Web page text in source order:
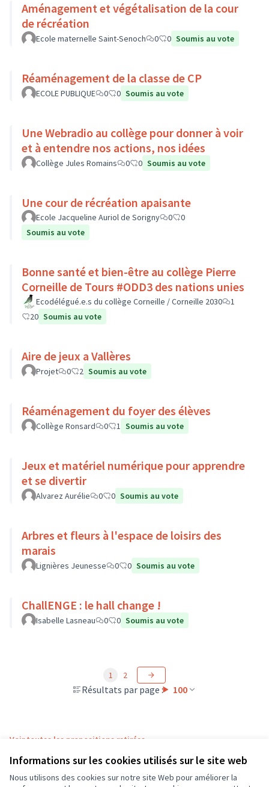
Informations sur les cookies utilisés sur le site web
Nous utilisons des cookies sur notre site Web pour améliorer la
Aménagement et végétalisation de la cour
de récréation
Ecole maternelle Saint-Senoch 0 0 Soumis au vote
Réaménagement de la classe de CP
ECOLE PUBLIQUE 0 0 Soumis au vote
Une Webradio au collège pour donner à voir
et à entendre nos actions, nos idées
Collège Jules Romains 0 0 Soumis au vote
Une cour de récréation apaisante
Ecole Jacqueline Auriol de Sorigny 0
0
Soumis au vote
Bonne santé et bien-être au collège Pierre
Corneille de Tours #ODD3 des nations unies
Ecodélégué.e.s du collège Corneille / Corneille 2030
1
20 Soumis au vote
Aire de jeux a Vallères
Projet 0 2 Soumis au vote
Réaménagement du foyer des élèves
Collège Ronsard 0 1 Soumis au vote
Jeux et matériel numérique pour apprendre
et se divertir
Alvarez Aurélie 0 0 Soumis au vote
Arbres et fleurs à l'espace de loisirs des
marais
Lignières Jeunesse 0 0 Soumis au vote
ChallENGE : le hall change !
Isabelle Lasneau 0 0 Soumis au vote
Résultats par page : 100
1 2
Voir toutes les propositions retirées
Conditions d'utilisation